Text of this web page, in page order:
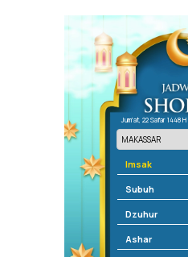
Jum'at, 22 Safar 1448
Imsak
Subuh
Dzuhur
Ashar